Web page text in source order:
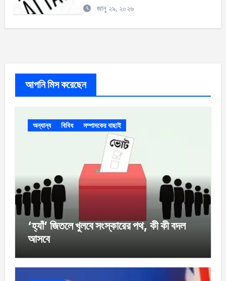
জানু ২৯, ২০২৬
আপনি মিস করেছেন
অন্যান্য বিবিধ সম্পাদকের বাছাই
‘হ্যাঁ’ জিতলে খুলবে সংস্কারের পথ, কী কী বদল
আসবে